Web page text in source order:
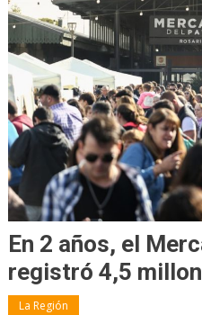
En 2 años, el
registró 4,5
La Región